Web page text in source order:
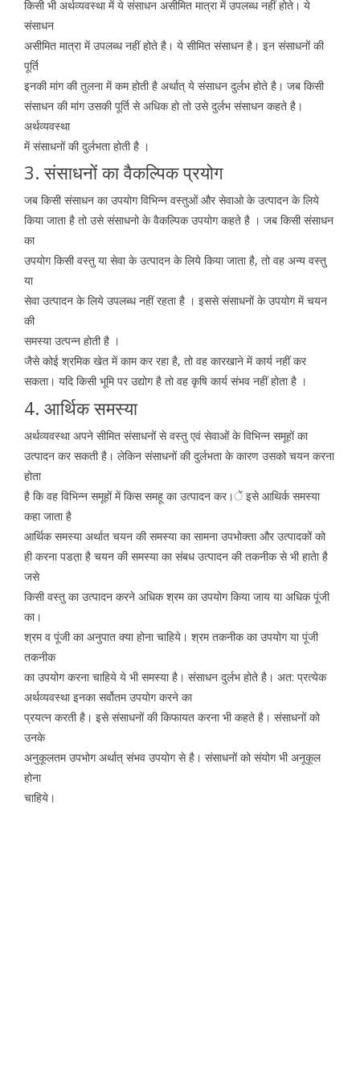
किसी भी अर्थव्यवस्था में ये संसाधन असीमित मात्रा में उपलब्ध नहीं होते। ये
संसाधन
असीमित मात्रा में उपलब्ध नहीं होते है। ये सीमित संसाधन है। इन संसाधनों की
पूर्ति
इनकी मांग की तुलना में कम होती है अर्थात् ये संसाधन दुर्लभ होते है। जब किसी
संसाधन की मांग उसकी पूर्ति से अधिक हो तो उसे दुर्लभ संसाधन कहते है।
अर्थव्यवस्था
में संसाधनों की दुर्लभता होती है ।
3. संसाधनों का वैकल्पिक प्रयोग
जब किसी संसाधन का उपयोग विभिन्न वस्तुओं और सेवाओ के उत्पादन के लिये
किया जाता है तो उसे संसाधनो के वैकल्पिक उपयोग कहते है । जब किसी संसाधन
का
उपयोग किसी वस्तु या सेवा के उत्पादन के लिये किया जाता है, तो वह अन्य वस्तु
या
सेवा उत्पादन के लिये उपलब्ध नहीं रहता है । इससे संसाधनों के उपयोग में चयन
की
समस्या उत्पन्न होती है ।
जैसे कोई श्रमिक खेत में काम कर रहा है, तो वह कारखाने में कार्य नहीं कर
सकता। यदि किसी भूमि पर उद्योग है तो वह कृषि कार्य संभव नहीं होता है ।
4. आर्थिक समस्या
अर्थव्यवस्था अपने सीमित संसाधनों से वस्तु एवं सेवाओं के विभिन्न समूहों का
उत्पादन कर सकती है। लेकिन संसाधनों की दुर्लभता के कारण उसको चयन करना
होता
है कि वह विभिन्न समूहों में किस समहू का उत्पादन कर।ें इसे आथिर्क समस्या
कहा जाता है
आर्थिक समस्या अर्थात चयन की समस्या का सामना उपभोक्ता और उत्पादकों को
ही करना पडत़ा है चयन की समस्या का संबध उत्पादन की तकनीक से भी हातेा है
जसे
किसी वस्तु का उत्पादन करने अधिक श्रम का उपयोग किया जाय या अधिक पूंजी
का।
श्रम व पूंजी का अनुपात क्या होना चाहिये। श्रम तकनीक का उपयोग या पूंजी
तकनीक
का उपयोग करना चाहिये ये भी समस्या है। संसाधन दुर्लभ होते है। अत: प्रत्येक
अर्थव्यवस्था इनका सर्वोतम उपयोग करने का
प्रयत्न करती है। इसे संसाधनों की किफायत करना भी कहते है। संसाधनों को
उनके
अनुकूलतम उपभोग अर्थात् संभव उपयोग से है। संसाधनों को संयोग भी अनूकूल
होना
चाहिये।